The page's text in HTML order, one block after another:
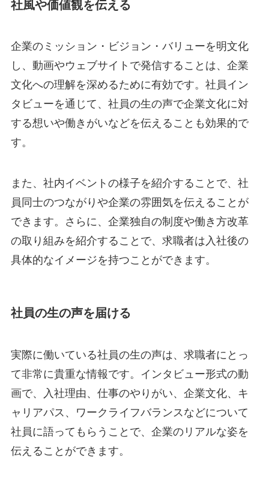
社風や価値観を伝える
企業のミッション・ビジョン・バリューを明文化
し、動画やウェブサイトで発信することは、企業
文化への理解を深めるために有効です。社員イン
タビューを通じて、社員の生の声で企業文化に対
する想いや働きがいなどを伝えることも効果的で
す。
また、社内イベントの様子を紹介することで、社
員同士のつながりや企業の雰囲気を伝えることが
できます。さらに、企業独自の制度や働き方改革
の取り組みを紹介することで、求職者は入社後の
具体的なイメージを持つことができます。
社員の生の声を届ける
実際に働いている社員の生の声は、求職者にとっ
て非常に貴重な情報です。インタビュー形式の動
画で、入社理由、仕事のやりがい、企業文化、キ
ャリアパス、ワークライフバランスなどについて
社員に語ってもらうことで、企業のリアルな姿を
伝えることができます。